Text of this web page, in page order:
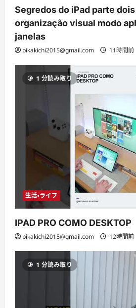
Segredos do iPad parte
organização visual modo
janelas
pikakichi2015@gmail.com 11時間前
1 分読み取り
生活・ライフ
IPAD PRO COMO DESKTOP
pikakichi2015@gmail.com 12時間前
1 分読み取り